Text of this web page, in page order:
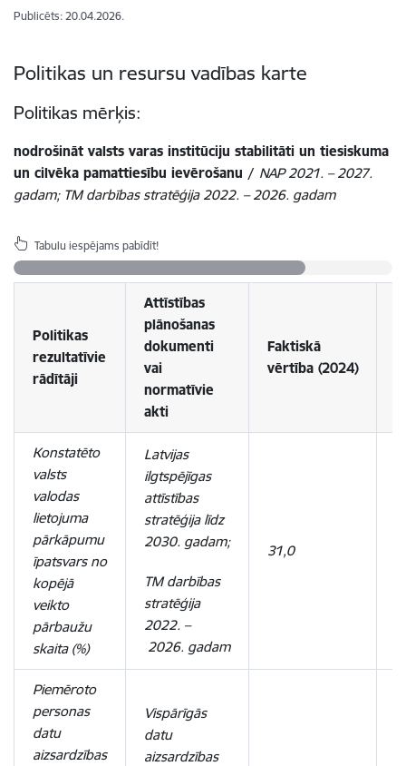
Publicēts: 20.04.2026.
Politikas un resursu vadības karte
Politikas mērķis:
nodrošināt valsts varas institūciju stabilitāti un tiesiskuma
un cilvēka pamattiesību ievērošanu / NAP 2021. –2027.
gadam; TM darbības stratēģija 2022. –2026. gadam
Tabulu iespējams pabīdīt!
Politikas
rezultatīvie
rādītāji
Attīstības
plānošanas
dokumenti
vai
normatīvie
akti
Faktiskā
vērtība (2024)
Konstatēto
valsts
valodas
lietojuma
pārkāpumu
īpatsvars no
kopējā
veikto
pārbaužu
skaita (%)
Latvijas
ilgtspējīgas
attīstības
stratēģija līdz
2030. gadam;
TM darbības
stratēģija
2022. –
2026. gadam
31,0
Piemēroto
personas
datu
aizsardzības
Vispārīgās
datu
aizsardzības